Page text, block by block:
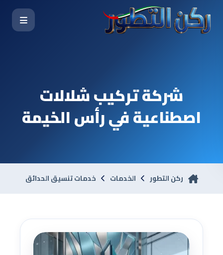
شركة تركيب شلالات
اصطناعية في رأس الخيمة
ركن التطور الخدمات خدمات تنسيق الحدائق